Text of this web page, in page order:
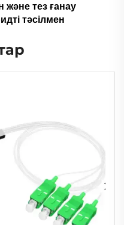
және тез ғанау
тәсілмен